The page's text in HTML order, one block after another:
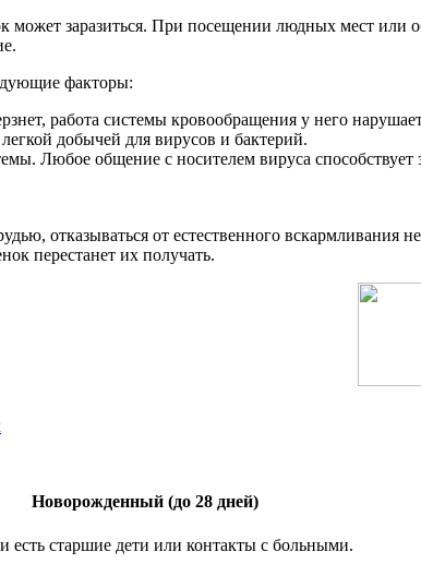
может заразиться. При посещении людных мест
факторы:
работа системы кровообращения у него
добычей для вирусов и бактерий.
Любое общение с носителем вируса способствует
отказываться от естественного
перестанет их получать.
Новорожденный (до 28 дней)
есть старшие дети или контакты с больными.